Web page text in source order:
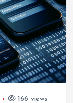
166 views